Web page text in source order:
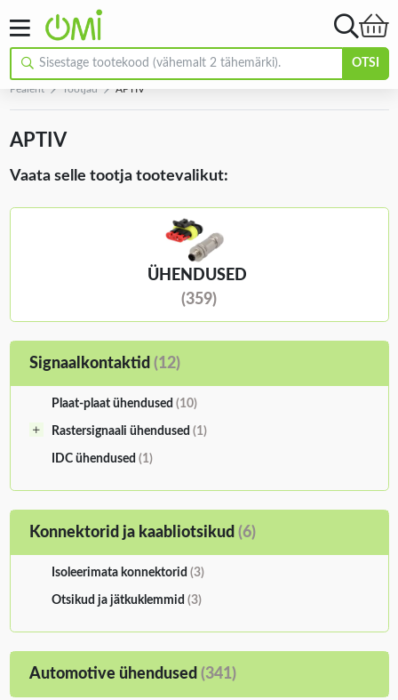
OTSI
Pealeht Tootjad APTIV
APTIV
Vaata selle tootja tootevalikut:
ÜHENDUSED
(359)
Signaalkontaktid (12)
Plaat-plaat ühendused (10)
Rastersignaali ühendused (1)
IDC ühendused (1)
Konnektorid ja kaabliotsikud (6)
Isoleerimata konnektorid (3)
Otsikud ja jätkuklemmid (3)
Automotive ühendused (341)